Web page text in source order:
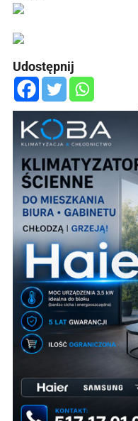
Udostępnij